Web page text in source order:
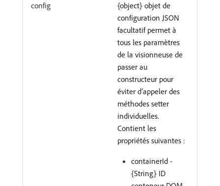
config
{object} objet de
configuration JSON
facultatif permet à
tous les paramètres
de la visionneuse de
passer au
constructeur pour
éviter d’appeler des
méthodes setter
individuelles.
Contient les
propriétés suivantes :
containerId -
{String} ID